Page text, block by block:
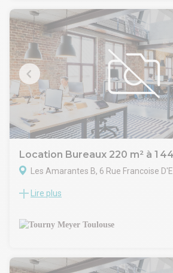
Location Bureaux 220 m² à 1
Les Amarantes B, 6 Rue Francoise
TOURNY MEYER propose, au sein d'un
développe une surface de 942,31 m²,
de 5e catégorie (type W), certifié HQE
plateau de 500 m².
Lire plus